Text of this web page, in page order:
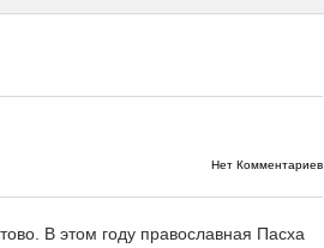
Нет Комментариев
В этом году православная Пасха